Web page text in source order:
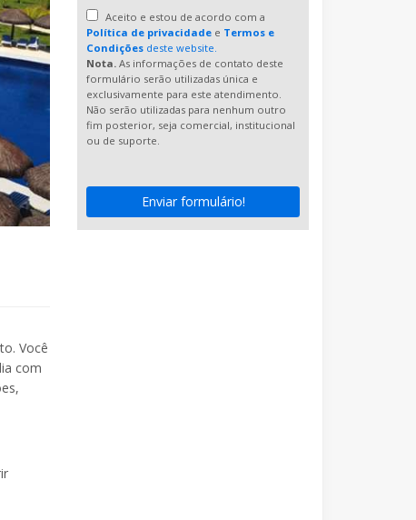
Você
com
Aceito e estou de acordo com a
Política de privacidade e Termos e
Condições deste website.
Nota. As informações de contato deste
formulário serão utilizadas única e
exclusivamente para este atendimento.
Não serão utilizadas para nenhum outro
fim posterior, seja comercial, institucional
ou de suporte.
Enviar formulário!